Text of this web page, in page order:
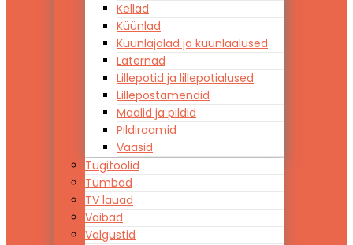
Kellad
Küünlad
Küünlajalad ja küünlaalused
Laternad
Lillepotid ja lillepotialused
Lillepostamendid
Maalid ja pildid
Pildiraamid
Vaasid
Tugitoolid
Tumbad
TV lauad
Vaibad
Valgustid